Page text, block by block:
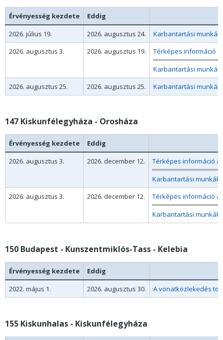
Érvényesség kezdete
Eddig
2026. július 19.
2026. augusztus 24.
Karbantartási
2026. augusztus 3.
2026. augusztus 19.
Térképes információ
Karbantartási munkák
2026. augusztus 25.
2026. augusztus 25.
147 Kiskunfélegyháza - Orosháza
Érvényesség kezdete
Eddig
2026. augusztus 3.
2026. december 12.
Térképes információ
Karbantartási munkák
2026. augusztus 3.
2026. december 12.
Térképes információ
Karbantartási munkák
150 Budapest - Kunszentmiklós-Tass - Kelebia
Érvényesség kezdete
Eddig
2022. május 1.
2026. augusztus 30. A vonatközlekedés
155 Kiskunhalas - Kiskunfélegyháza